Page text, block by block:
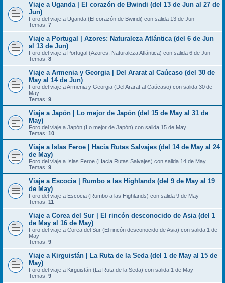
Viaje a Uganda | El corazón de Bwindi (del 13 de Jun al 27 de
Jun)
Foro del viaje a Uganda (El corazón de Bwindi) con salida 13 de Jun
Temas: 7
Viaje a Portugal | Azores: Naturaleza Atlántica (del 6 de Jun
al 13 de Jun)
Foro del viaje a Portugal (Azores: Naturaleza Atlántica) con salida 6 de Jun
Temas: 8
Viaje a Armenia y Georgia | Del Ararat al Caúcaso (del 30 de
May al 14 de Jun)
Foro del viaje a Armenia y Georgia (Del Ararat al Caúcaso) con salida 30 de
May
Temas: 9
Viaje a Japón | Lo mejor de Japón (del 15 de May al 31 de
May)
Foro del viaje a Japón (Lo mejor de Japón) con salida 15 de May
Temas: 10
Viaje a Islas Feroe | Hacia Rutas Salvajes (del 14 de May al 24
de May)
Foro del viaje a Islas Feroe (Hacia Rutas Salvajes) con salida 14 de May
Temas: 9
Viaje a Escocia | Rumbo a las Highlands (del 9 de May al 19
de May)
Foro del viaje a Escocia (Rumbo a las Highlands) con salida 9 de May
Temas: 11
Viaje a Corea del Sur | El rincón desconocido de Asia (del 1
de May al 16 de May)
Foro del viaje a Corea del Sur (El rincón desconocido de Asia) con salida 1 de
May
Temas: 9
Viaje a Kirguistán | La Ruta de la Seda (del 1 de May al 15 de
May)
Foro del viaje a Kirguistán (La Ruta de la Seda) con salida 1 de May
Temas: 9